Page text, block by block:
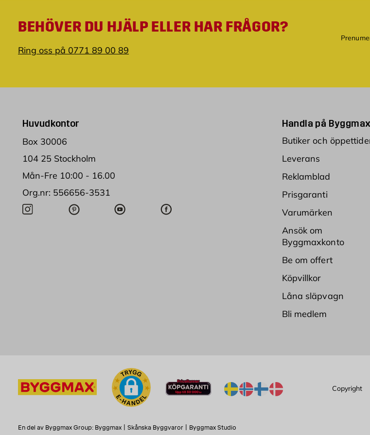
BEHÖVER DU HJÄLP ELLER HAR FRÅGOR?
Ring oss på 0771 89 00 89
Huvudkontor
Box 30006
104 25 Stockholm
Mån-Fre 10:00 - 16.00
Org.nr: 556656-3531
Handla på Byggmax
Butiker och
Leverans
Reklamblad
Prisgaranti
Varumärken
Ansök om
Byggmaxkonto
Be om offert
Köpvillkor
Låna släpvagn
Bli medlem
Copyright
En del av Byggmax Group: Byggmax Skånska Byggvaror Byggmax Studio